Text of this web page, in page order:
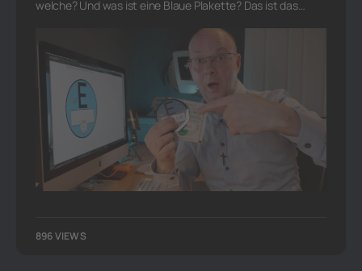
welche? Und was ist eine Blaue Plakette? Das ist das…
896 VIEWS